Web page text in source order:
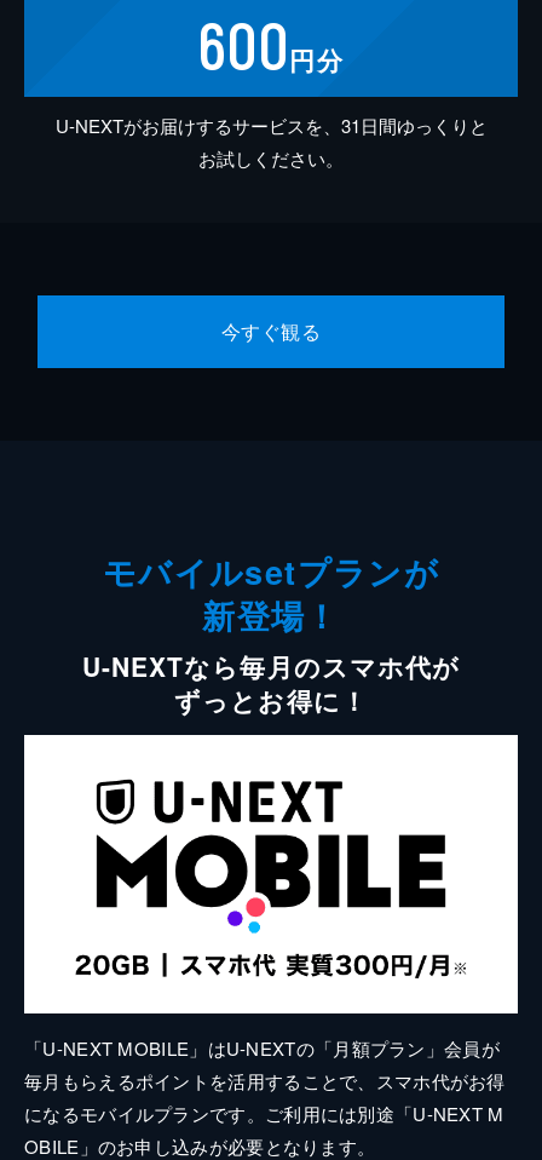
600円分
U-NEXTがお届けするサービスを、31日間ゆっくりと
お試しください。
今すぐ観る
モバイルsetプランが
新登場！
U-NEXTなら毎月のスマホ代が
ずっとお得に！
「U-NEXT MOBILE」はU-NEXTの「月額プラン」会員が
毎月もらえるポイントを活用することで、スマホ代がお得
になるモバイルプランです。ご利用には別途「U-NEXT M
OBILE」のお申し込みが必要となります。